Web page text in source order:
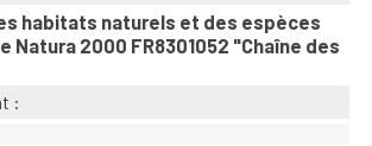
habitats naturels et des espèces
Natura 2000 FR8301052 "Chaîne des
: